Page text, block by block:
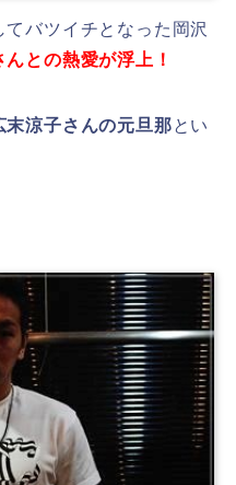
バツイチとなった岡沢
との熱愛が浮上！
末涼子さんの元旦那とい